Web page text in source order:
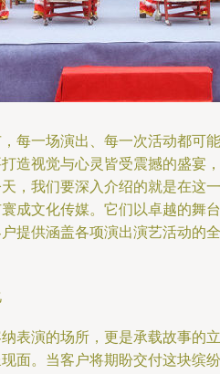
每一场演出、每一次活动都可能
造视觉与心灵皆受震撼的盛宴，
，我们要深入介绍的就是在这一
成文化传媒。它们以卓越的舞台
提供涵盖各项演出演艺活动的全
表演的场所，更是承载故事的立
面。当客户将期盼交付这块缤纷